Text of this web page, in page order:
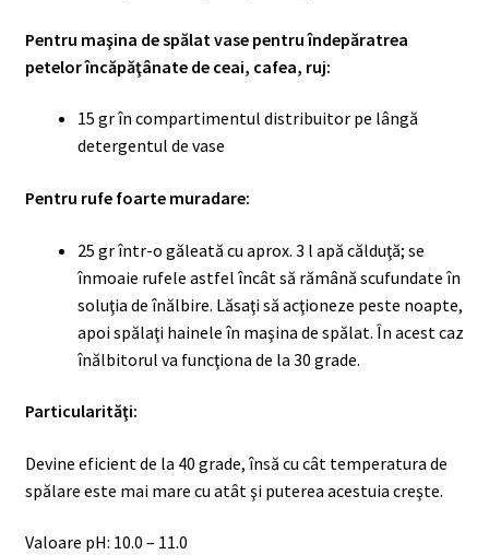
Pentru maşina de spălat vase pentru îndepăratrea
petelor încăpăţânate de ceai, cafea, ruj:
15 gr în compartimentul distribuitor pe lângă
detergentul de vase
Pentru rufe foarte muradare:
25 gr într-o găleată cu aprox. 3 l apă călduţă; se
înmoaie rufele astfel încât să rămână scufundate în
soluţia de înălbire. Lăsaţi să acţioneze peste noapte,
apoi spălaţi hainele în maşina de spălat. În acest caz
înălbitorul va funcţiona de la 30 grade.
Particularităţi:
Devine eficient de la 40 grade, însă cu cât temperatura de
spălare este mai mare cu atât şi puterea acestuia creşte.
Valoare pH: 10.0 – 11.0